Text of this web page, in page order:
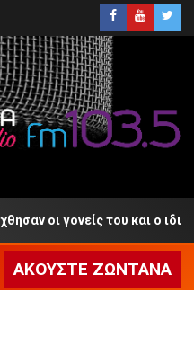
του και ο ιδιοκτήτης
ΑΚΟΎΣΤΕ ΖΩΝΤΑΝΆ